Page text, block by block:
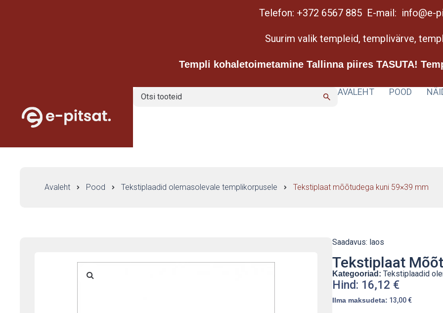
Telefon: +372 6567 885 E-mail: info@e-
Suurim valik templeid, templivärve,
Templi kohaletoimetamine Tallinna piires TASUTA!
AVALEHT POOD
Avaleht Pood Tekstiplaadid olemasolevale templikorpusele Tekstiplaat mõõtudega kuni 59×39 mm
Saadavus: laos
Tekstiplaat
Kategooriad: Tekstiplaadid
Hind: 16,12 €
Ilma maksudeta: 13,00€